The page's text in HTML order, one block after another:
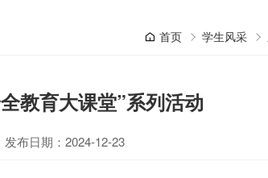
首页 学生风采
教育大课堂”系列活动
发布日期：2024-12-23